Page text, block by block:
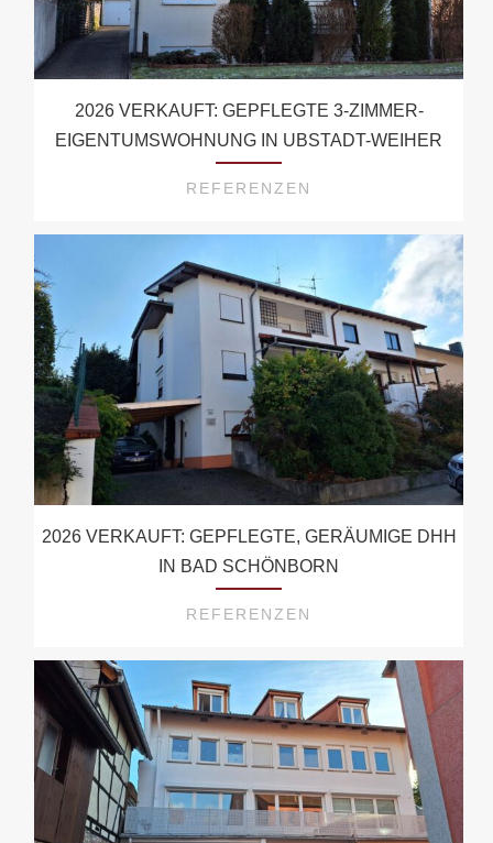
2026 VERKAUFT: GEPFLEGTE 3-ZIMMER-
EIGENTUMSWOHNUNG IN UBSTADT-WEIHER
REFERENZEN
2026 VERKAUFT: GEPFLEGTE, GERÄUMIGE DHH
IN BAD SCHÖNBORN
REFERENZEN